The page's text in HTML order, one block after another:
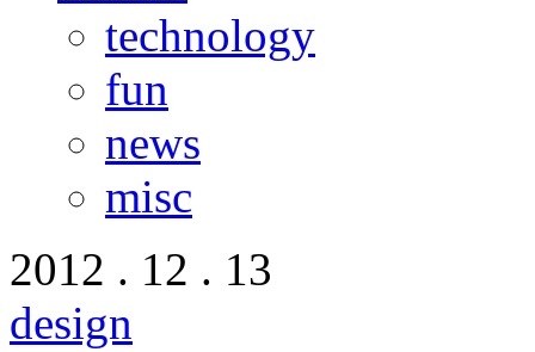
technology
fun
news
misc
2012 . 12 . 13
design